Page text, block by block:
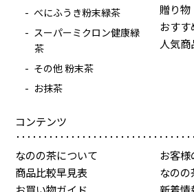
べにふうき粉末緑茶
スーパーミクロン健康緑
茶
その他 粉末茶
お抹茶
贈り物
おす
人気商
コンテンツ
なのの茶について
商品比較早見表
お客様
なの